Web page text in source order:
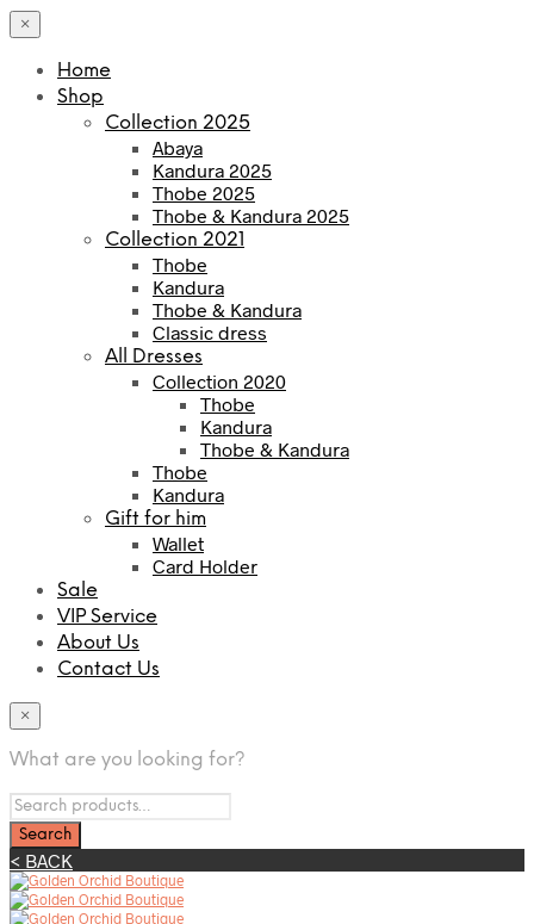
×
Home
Shop
Collection 2025
Abaya
Kandura 2025
Thobe 2025
Thobe & Kandura 2025
Collection 2021
Thobe
Kandura
Thobe & Kandura
Classic dress
All Dresses
Collection 2020
Thobe
Kandura
Thobe & Kandura
Thobe
Kandura
Gift for him
Wallet
Card Holder
Sale
VIP Service
About Us
Contact Us
×
What are you looking for?
< BACK